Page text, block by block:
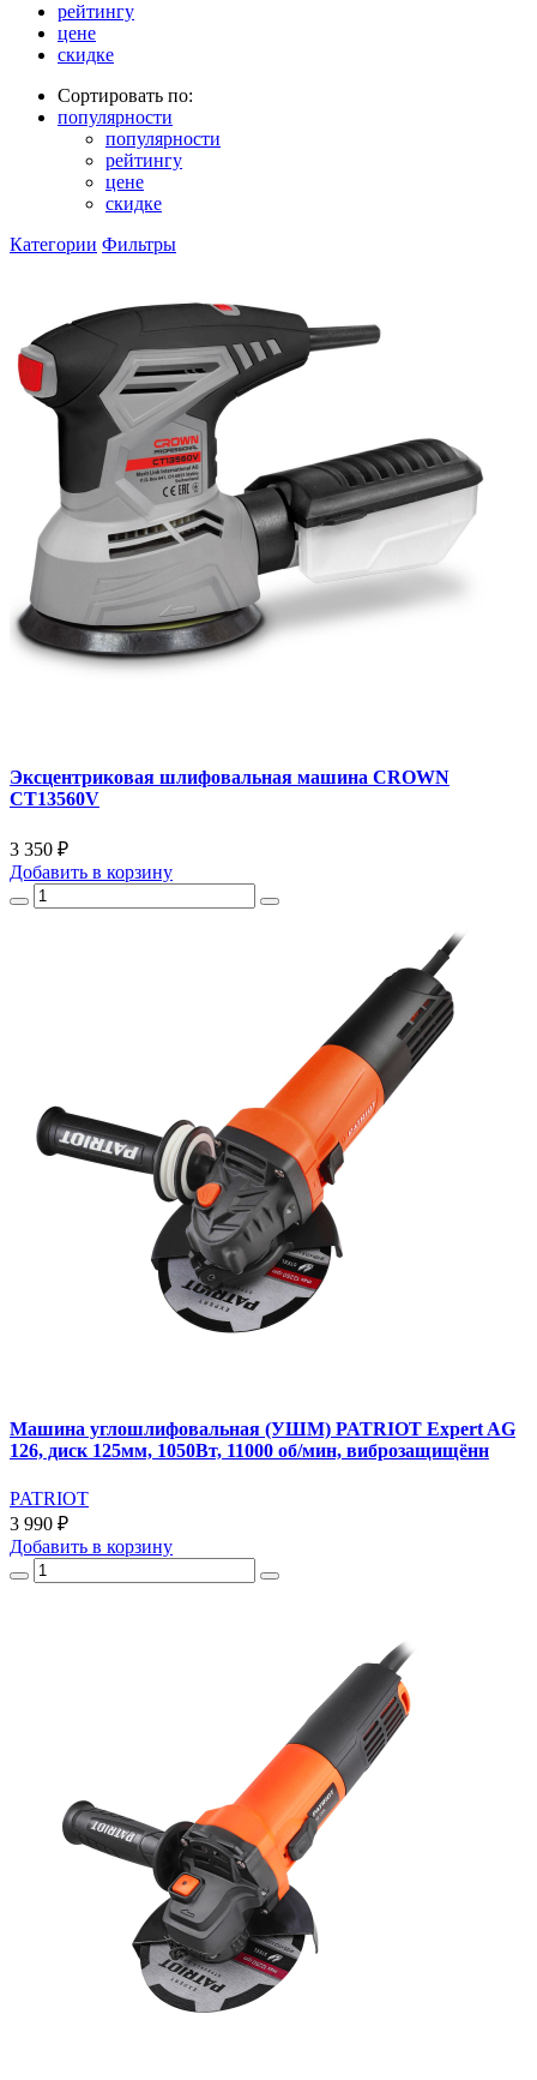
рейтингу
цене
скидке
Сортировать по:
популярности
популярности
рейтингу
цене
скидке
Категории Фильтры
Эксцентриковая шлифовальная машина CROWN
CT13560V
3 350 ₽
Добавить в корзину
Машина углошлифовальная (УШМ) PATRIOT Expert AG
126, диск 125мм, 1050Вт, 11000 об/мин, виброзащищённ
PATRIOT
3 990 ₽
Добавить в корзину